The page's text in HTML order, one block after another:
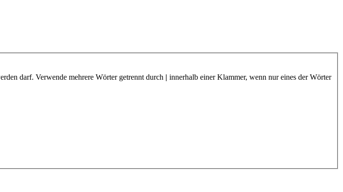
darf. Verwende mehrere Wörter getrennt durch | innerhalb einer Klammer, wenn nur eines der Wörter